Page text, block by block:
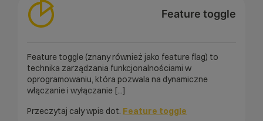
Feature toggle
Feature toggle (znany również jako feature flag) to
technika zarządzania funkcjonalnościami w
oprogramowaniu, która pozwala na dynamiczne
włączanie i wyłączanie [...]
Przeczytaj cały wpis dot. Feature toggle